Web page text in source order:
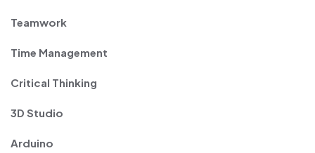
Teamwork
Time Management
Critical Thinking
3D Studio
Arduino